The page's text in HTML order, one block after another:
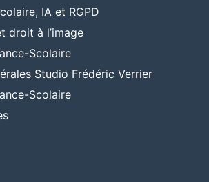
IA et RGPD
droit à l’image
Scolaire
Studio Frédéric Verrier
Scolaire